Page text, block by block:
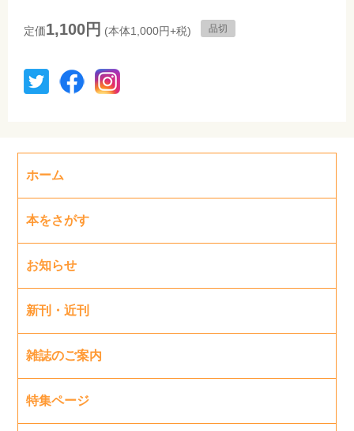
定価1,100円 (本体1,000円+税) 品切
ホーム
本をさがす
お知らせ
新刊・近刊
雑誌のご案内
特集ページ